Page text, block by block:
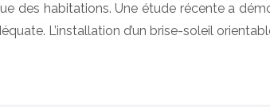
habitations. Une étude récente a
L’installation d’un brise-soleil